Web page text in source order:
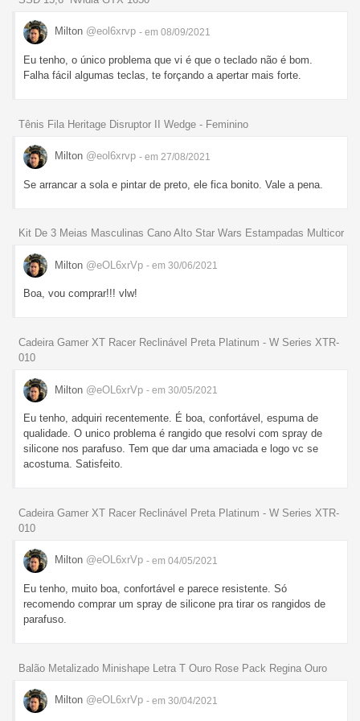
Milton @eol6xrvp - em 08/09/2021
Eu tenho, o único problema que vi é que o teclado não é bom.
Falha fácil algumas teclas, te forçando a apertar mais forte.
Tênis Fila Heritage Disruptor II Wedge - Feminino
Milton @eol6xrvp - em 27/08/2021
Se arrancar a sola e pintar de preto, ele fica bonito. Vale a pena.
Kit De 3 Meias Masculinas Cano Alto Star Wars Estampadas Multicor
Milton @eOL6xrVp - em 30/06/2021
Boa, vou comprar!!! vlw!
Cadeira Gamer XT Racer Reclinável Preta Platinum - W Series XTR-
010
Milton @eOL6xrVp - em 30/05/2021
Eu tenho, adquiri recentemente. É boa, confortável, espuma de
qualidade. O unico problema é rangido que resolvi com spray de
silicone nos parafuso. Tem que dar uma amaciada e logo vc se
acostuma. Satisfeito.
Cadeira Gamer XT Racer Reclinável Preta Platinum - W Series XTR-
010
Milton @eOL6xrVp - em 04/05/2021
Eu tenho, muito boa, confortável e parece resistente. Só
recomendo comprar um spray de silicone pra tirar os rangidos de
parafuso.
Balão Metalizado Minishape Letra T Ouro Rose Pack Regina Ouro
Milton @eOL6xrVp - em 30/04/2021